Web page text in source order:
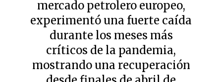
mercado petrolero europeo,
experimentó una fuerte caída
durante los meses más
críticos de la pandemia,
mostrando una recuperación